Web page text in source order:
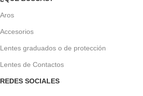
Aros
Accesorios
Lentes graduados o de protección
Lentes de Contactos
REDES SOCIALES